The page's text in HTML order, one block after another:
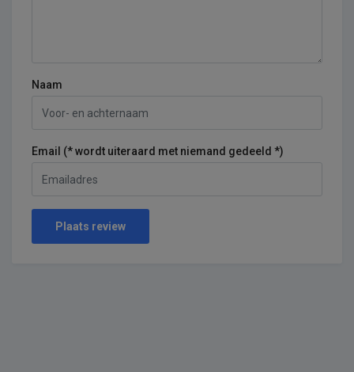
Naam
Email (* wordt uiteraard met niemand gedeeld *)
Plaats review